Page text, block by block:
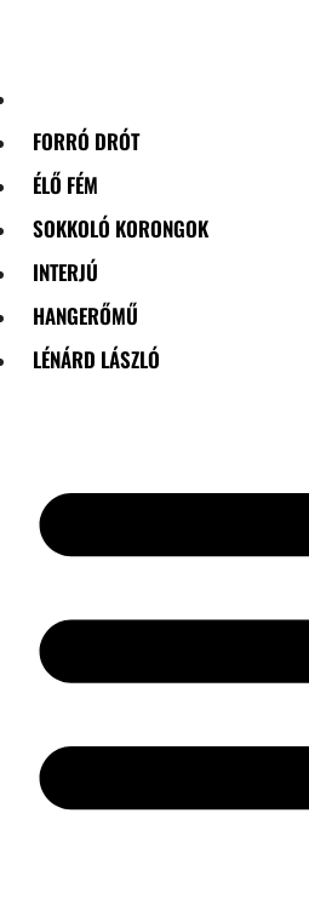
FORRÓ DRÓT
ÉLŐ FÉM
SOKKOLÓ KORONGOK
INTERJÚ
HANGERŐMŰ
LÉNÁRD LÁSZLÓ